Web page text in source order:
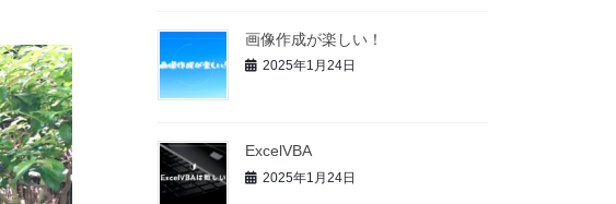
画像作成が楽しい！
2025年1月24日
ExcelVBA
2025年1月24日